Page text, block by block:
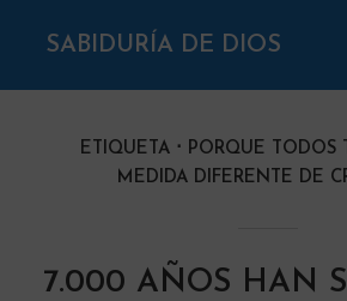
SABIDURÍA DE DIOS
ETIQUETA
PORQUE TODOS
MEDIDA DIFERENTE DE
7.000 AÑOS HAN